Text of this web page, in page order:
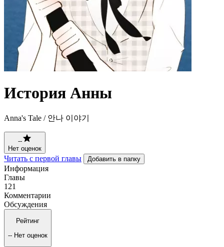
История Анны
Anna's Tale / 안나 이야기
--
Нет оценок
Читать с первой главы Добавить в папку
Информация
Главы
121
Комментарии
Обсуждения
Рейтинг
-- Нет оценок